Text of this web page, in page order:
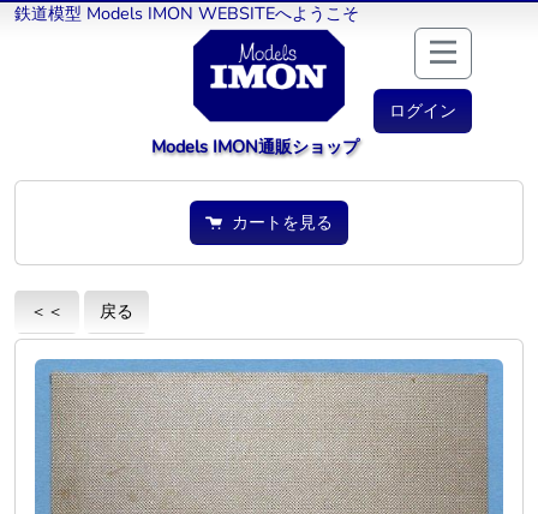
鉄道模型 Models IMON WEBSITEへようこそ
ログイン
Models IMON通販ショップ
カートを見る
＜＜ 戻る